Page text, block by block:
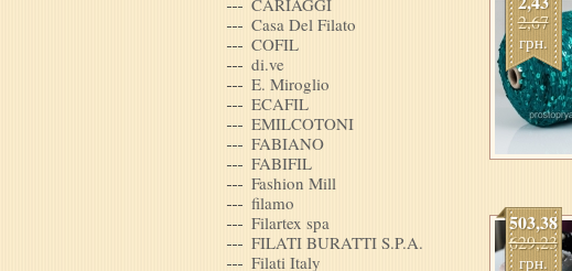
CARIAGGI
Casa Del Filato
COFIL
di.ve
E. Miroglio
ECAFIL
EMILCOTONI
FABIANO
FABIFIL
Fashion Mill
filamo
Filartex spa
FILATI BURATTI S.P.A.
Filati Italy
2,67
грн.
503,38
629,23
грн.